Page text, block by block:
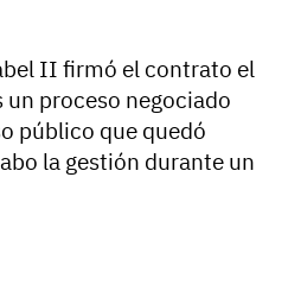
II firmó el contrato el
proceso negociado
público que quedó
la gestión durante un